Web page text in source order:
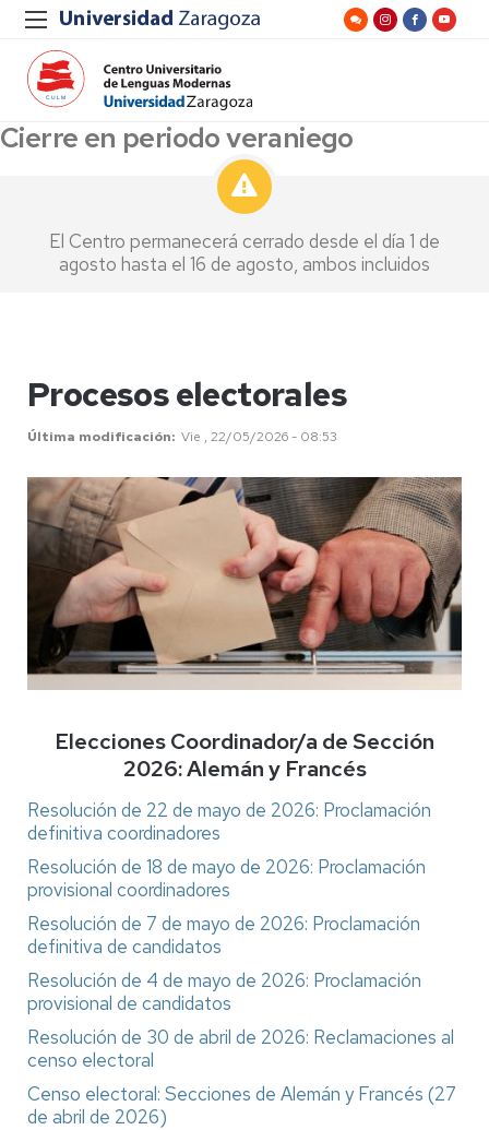
Cierre en periodo veraniego
El Centro permanecerá cerrado desde el día 1 de
agosto hasta el 16 de agosto, ambos incluidos
Procesos electorales
Última modificación Vie , 22/05/2026 - 08:53
Elecciones Coordinador/a de Sección
2026: Alemán y Francés
Resolución de 22 de mayo de 2026: Proclamación
definitiva coordinadores
Resolución de 18 de mayo de 2026: Proclamación
provisional coordinadores
Resolución de 7 de mayo de 2026: Proclamación
definitiva de candidatos
Resolución de 4 de mayo de 2026: Proclamación
provisional de candidatos
Resolución de 30 de abril de 2026: Reclamaciones al
censo electoral
Censo electoral: Secciones de Alemán y Francés (27
de abril de 2026)